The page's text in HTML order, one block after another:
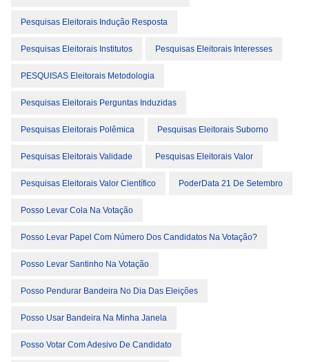
Pesquisas Eleitorais Indução Resposta
Pesquisas Eleitorais Institutos Pesquisas Eleitorais Interesses
PESQUISAS Eleitorais Metodologia
Pesquisas Eleitorais Perguntas Induzidas
Pesquisas Eleitorais Polêmica Pesquisas Eleitorais Suborno
Pesquisas Eleitorais Validade Pesquisas Eleitorais Valor
Pesquisas Eleitorais Valor Científico PoderData 21 De Setembro
Posso Levar Cola Na Votação
Posso Levar Papel Com Número Dos Candidatos Na Votação?
Posso Levar Santinho Na Votação
Posso Pendurar Bandeira No Dia Das Eleições
Posso Usar Bandeira Na Minha Janela
Posso Votar Com Adesivo De Candidato